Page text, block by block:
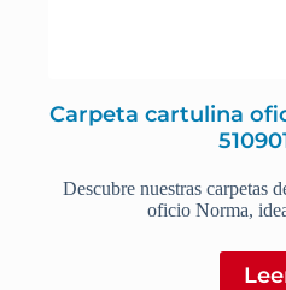
Carpeta cartulina
Descubre nuestras carpetas
oficio Norma,